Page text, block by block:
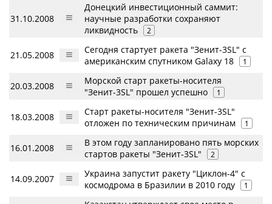
31.10.2008
Донецкий инвестиционный саммит:
научные разработки сохраняют
ликвидность
2
21.05.2008
Сегодня стартует ракета "Зенит-3SL" с
американским спутником Galaxy 18
1
20.03.2008
Морской старт ракеты-носителя
"Зенит-3SL" прошел успешно
1
18.03.2008
Старт ракеты-носителя "Зенит-3SL"
отложен по техническим причинам
1
16.01.2008
В этом году запланировано пять морских
стартов ракеты "Зенит-3SL"
2
14.09.2007
Украина запустит ракету "Циклон-4" с
космодрома в Бразилии в 2010 году
1